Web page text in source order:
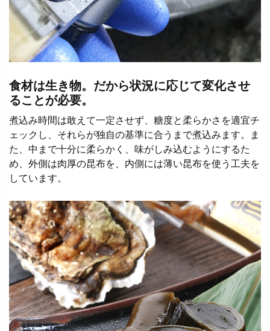
食材は生き物。だから状況に応じて変化させ
ることが必要。
煮込み時間は敢えて一定させず、糖度と柔らかさを適宜チ
ェックし、それらが独自の基準に合うまで煮込みます。ま
た、中まで十分に柔らかく、味がしみ込むようにするた
め、外側は肉厚の昆布を、内側には薄い昆布を使う工夫を
しています。